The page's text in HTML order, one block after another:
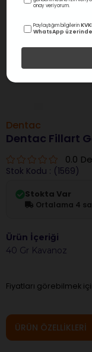
Dentac
Dentac Fillart
0.0
Stok Kodu (1569)
Stokta Var
Ortalama 4
Ürün İçeriği
40 Gr Kavanoz
Fiyatları görebilmek
ÜRÜN ÖZELLIKLERI
onay veriyorum.
Paylaştığım bilgilerin
WhatsApp